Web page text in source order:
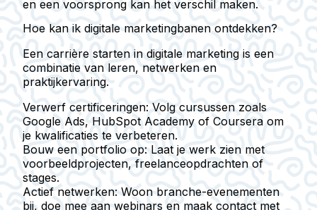
en een voorsprong kan het verschil maken.
Hoe kan ik digitale marketingbanen ontdekken?
Een carrière starten in digitale marketing is een
combinatie van leren, netwerken en
praktijkervaring.
Verwerf certificeringen: Volg cursussen zoals
Google Ads, HubSpot Academy of Coursera om
je kwalificaties te verbeteren.
Bouw een portfolio op: Laat je werk zien met
voorbeeldprojecten, freelanceopdrachten of
stages.
Actief netwerken: Woon branche-evenementen
bij, doe mee aan webinars en maak contact met